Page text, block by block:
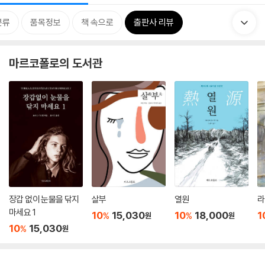
류 품목정보 책 속으로 출판사 리뷰
마르코폴로의 도서관
장갑 없이 눈물을 닦지
마세요 1
10% 15,030원
살부
10% 15,030원
열원
10% 18,000원